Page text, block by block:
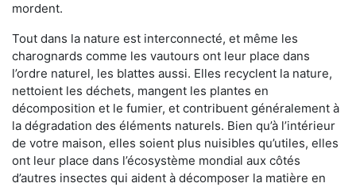
mordent.
Tout dans la nature est interconnecté, et même les
charognards comme les vautours ont leur place dans
l’ordre naturel, les blattes aussi. Elles recyclent la nature,
nettoient les déchets, mangent les plantes en
décomposition et le fumier, et contribuent généralement à
la dégradation des éléments naturels. Bien qu’à l’intérieur
de votre maison, elles soient plus nuisibles qu’utiles, elles
ont leur place dans l’écosystème mondial aux côtés
d’autres insectes qui aident à décomposer la matière en